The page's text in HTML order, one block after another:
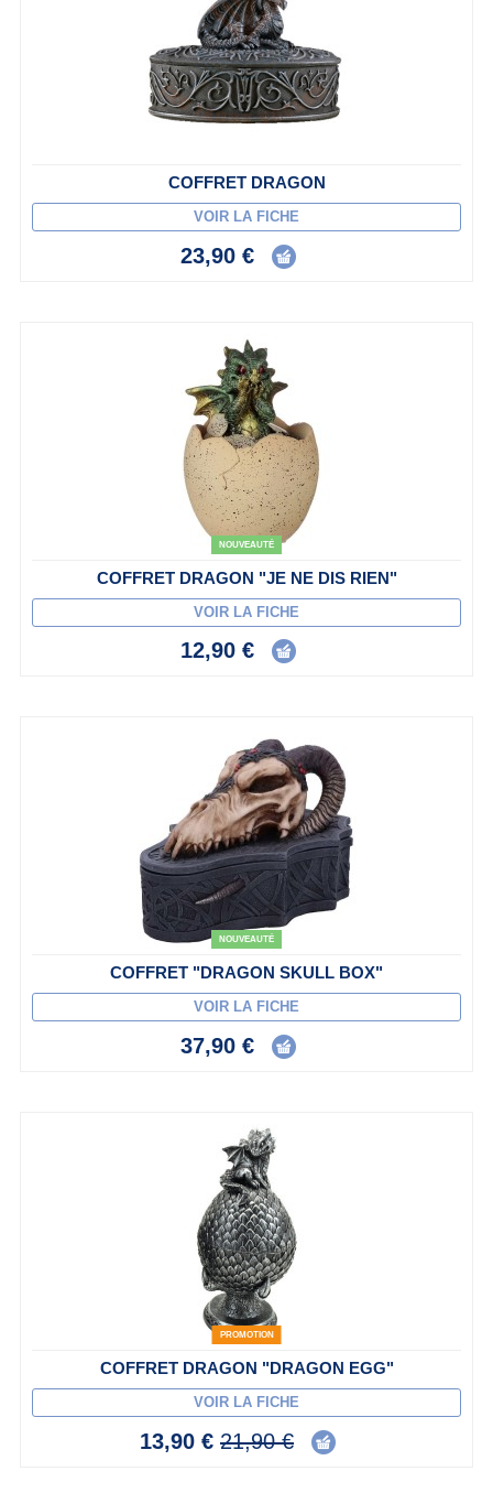
COFFRET DRAGON
VOIR LA FICHE
23,90 €
NOUVEAUTÉ
COFFRET DRAGON "JE NE DIS RIEN"
VOIR LA FICHE
12,90 €
NOUVEAUTÉ
COFFRET "DRAGON SKULL BOX"
VOIR LA FICHE
37,90 €
PROMOTION
COFFRET DRAGON "DRAGON EGG"
VOIR LA FICHE
13,90 € 21,90 €